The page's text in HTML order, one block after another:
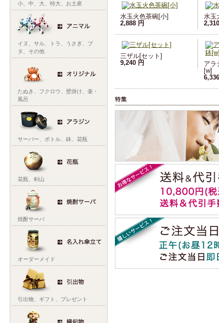
小 中 大 特大 お土産
イヌ サル トラ うさぎ
ブ
タ
その他
たぬき フクロウ 壁掛け
壷・
風呂
サーバー ボトル 鉢 花瓶
花瓶 剣山
焼酎サーバ
オーダーメイド
引出物 ギフト プレゼント
水玉火色茶碗[小]
2,888 円
水玉
三ザル[セット]
9,240 円
アラ
[w]